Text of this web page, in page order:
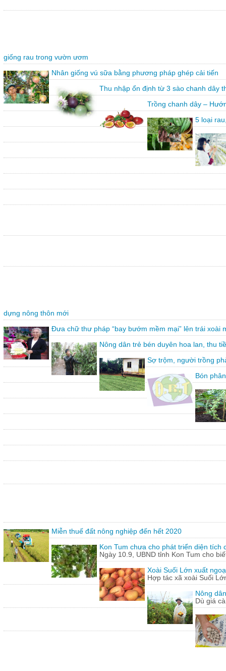
giống rau trong vườn ươm
Nhân giống vú sữa bằng phương pháp ghép cải tiến
Thu nhập ổn định từ 3 sào chanh dây
Trồng chanh dây –
5 loại
dựng nông thôn mới
Đưa chữ thư pháp “bay bướm mềm mại” lên trái xoài
Nông dân trẻ bén duyên hoa lan, thu
Sợ trộm, người trồng
Bón
Miễn thuế đất nông nghiệp đến hết 2020
Kon Tum chưa cho phát triển diện tích
Ngày 10.9, UBND tỉnh Kon Tum cho
Xoài Suối Lớn xuất
Hợp tác xã xoài Suối
Nông
Dù giá